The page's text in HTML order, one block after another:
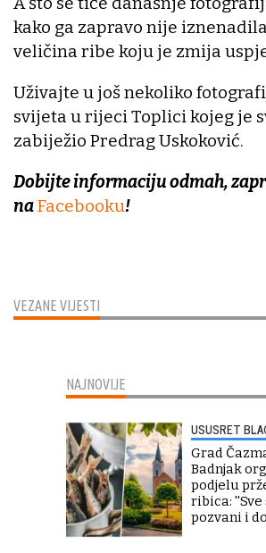
VEZANE VIJESTI
kako ga zapravo nije
veličina ribe koju je zmija
Uživajte u još nekoliko
svijeta u rijeci Toplici kojeg je
zabiježio Predrag Uskoković.
Dobijte informaciju odmah,
naFacebooku!
NAJNOVIJE
USUSRET
Grad
Badnjak
podjelu
ribica: ''Sve
pozvani i